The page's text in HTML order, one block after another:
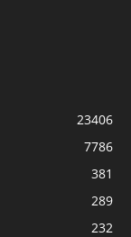
23406
7786
381
289
232